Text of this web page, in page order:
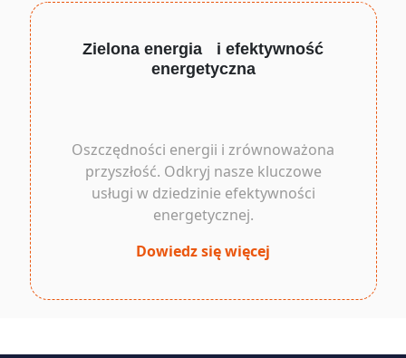
Zielona energia i efektywność
energetyczna
Oszczędności energii i zrównoważona
przyszłość. Odkryj nasze kluczowe
usługi w dziedzinie efektywności
energetycznej.
Dowiedz się więcej